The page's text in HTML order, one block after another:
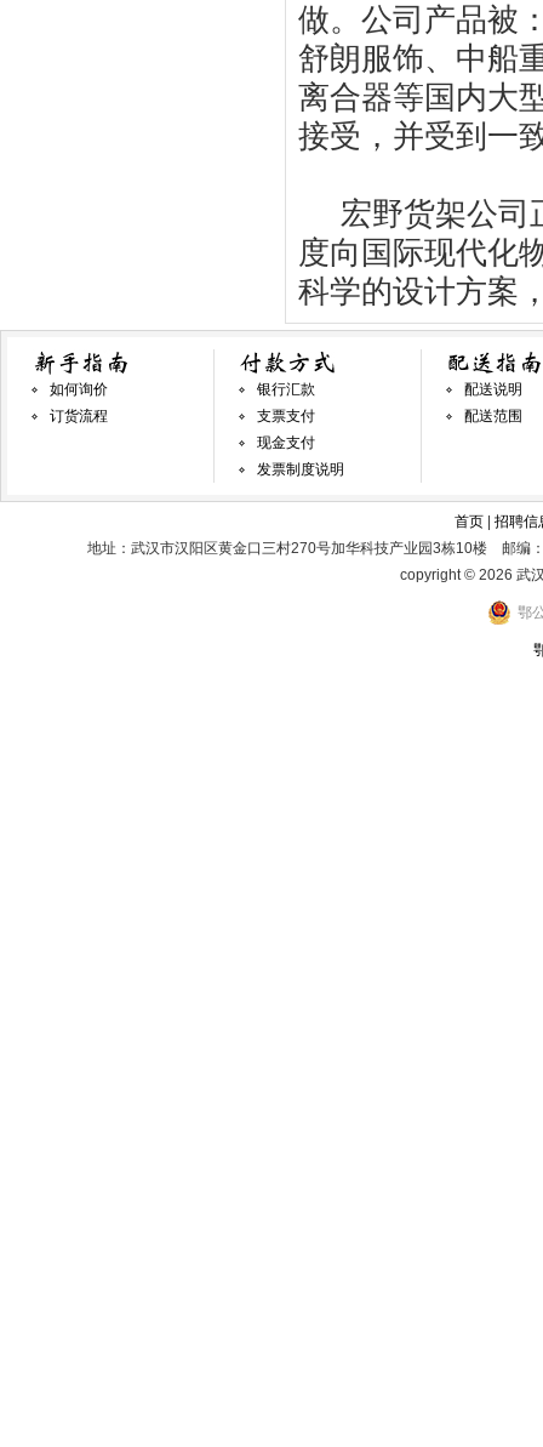
做。公司产品被
舒朗服饰、中船
离合器等国内大
接受，并受到一
宏野货架公司
度向国际现代化
科学的设计方案
如何询价
订货流程
银行汇款
支票支付
现金支付
发票制度说明
配送说明
配送范围
首页
招聘信
地址：武汉市汉阳区黄金口三村270号加华科技产业园3栋10楼 邮
copyright © 2026 武
鄂